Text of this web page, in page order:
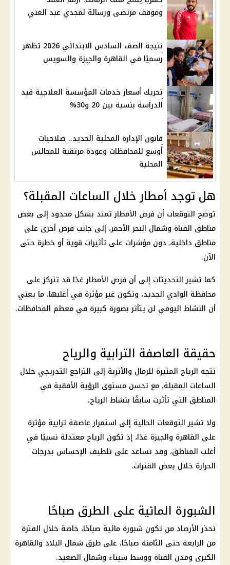
وموقف مرتضى ورسالة لمجدي عبد الغني
نتيجة الصف السادس الابتدائي 2026 تظهر
رسميًا في القاهرة والجيزة والسويس
تحريك أسعار خدمات المؤسسة العلاجية قيد
الدراسة بنسبة بين 20 و30%
قانون الإدارة المحلية الجديد.. صلاحيات
أوسع للمحافظات وعودة مرتقبة للمجالس
المحلية
هل توجد أمطار خلال الساعات المقبلة؟
توضح التوقعات أن فرص الأمطار تمتد بشكل محدود إلى بعض
مناطق القناة وشمال البحر الأحمر، إلى جانب فرص أخرى على
مناطق داخلية، دون مؤشرات على تأثيرات قوية أو خطرة حتى
الآن.
كما تشير التحديثات إلى أن فرص الأمطار غدًا قد تتركز على
محافظة الوادي الجديد، وتكون غير مؤثرة في أغلبها، ما يعني
أن النشاط اليومي لن يتأثر بصورة كبيرة في معظم المحافظات.
حقيقة العاصفة الترابية والرياح
تتجه الرياح المثيرة للرمال والأتربة إلى التراجع التدريجي خلال
الساعات المقبلة، مع تحسن مستوى الرؤية الأفقية في
المناطق التي تأثرت سابقًا بنشاط الرياح.
ولا تشير التوقعات الحالية إلى استمرار عاصفة ترابية مؤثرة
على القاهرة والجيزة غدًا، إذ تكون الرياح معتدلة نسبيًا في
أغلب المناطق، وقد تساعد على تلطيف الإحساس بدرجات
الحرارة خلال بعض الفترات.
الشبورة المائية على الطرق صباحًا
تحذرالأرصاد من تكون شبورة مائية صباحًا، خاصة خلال الفترة
من الرابعة حتى الثامنة صباحًا، على طرق شمال البلاد والقاهرة
الكبرى ومدن القناة ووسط سيناء وشمال الصعيد.